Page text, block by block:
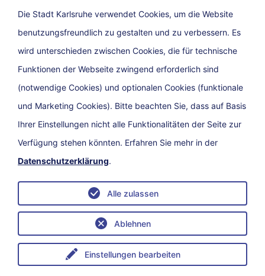
Menü eService Suche
Impressum
Barrierefreiheit
Die Stadt Karlsruhe verwendet Cookies, um die Website
benutzungsfreundlich zu gestalten und zu verbessern. Es
wird unterschieden zwischen Cookies, die für technische
Funktionen der Webseite zwingend erforderlich sind
(notwendige Cookies) und optionalen Cookies (funktionale
und Marketing Cookies). Bitte beachten Sie, dass auf Basis
Ihrer Einstellungen nicht alle Funktionalitäten der Seite zur
Verfügung stehen könnten. Erfahren Sie mehr in der
Datenschutzerklärung.
Einstellungen bearbeiten
Ablehnen
Alle zulassen